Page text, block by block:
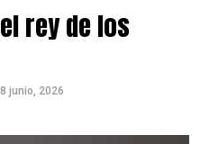
rey de los
junio, 2026